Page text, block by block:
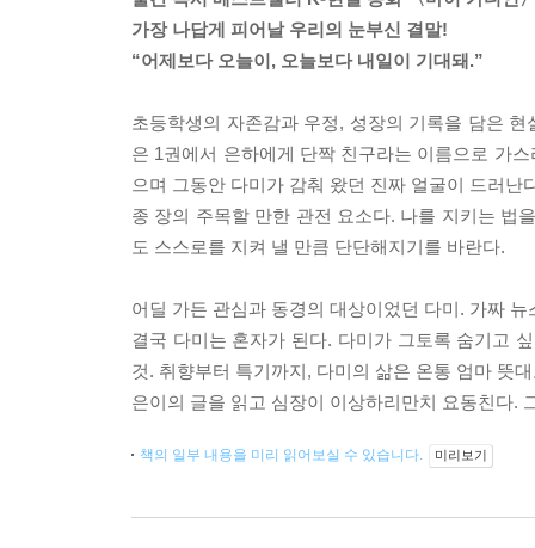
가장 나답게 피어날 우리의 눈부신 결말!
“어제보다 오늘이, 오늘보다 내일이 기대돼.”
초등학생의 자존감과 우정, 성장의 기록을 담은
은 1권에서 은하에게 단짝 친구라는 이름으로 가
으며 그동안 다미가 감춰 왔던 진짜 얼굴이 드러
종 장의 주목할 만한 관전 요소다. 나를 지키는 법
도 스스로를 지켜 낼 만큼 단단해지기를 바란다.
어딜 가든 관심과 동경의 대상이었던 다미. 가짜
결국 다미는 혼자가 된다. 다미가 그토록 숨기고
것. 취향부터 특기까지, 다미의 삶은 온통 엄마 뜻
은이의 글을 읽고 심장이 이상하리만치 요동친다.
책의 일부 내용을 미리 읽어보실 수 있습니다. 미리보기